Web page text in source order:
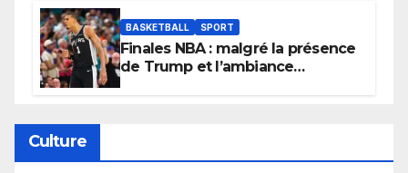
BASKETBALL SPORT
Finales NBA : malgré la présence
de Trump et l’ambiance
Culture